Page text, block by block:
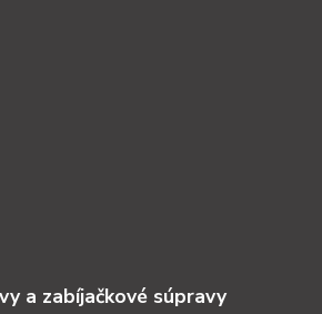
a zabíjačkové súpravy